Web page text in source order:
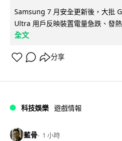
Samsung 7 月安全更新後，大批
Ultra 用戶反映裝置電量急跌、發
全文
分享
科技娛樂 遊戲情報
藍骨 1 小時